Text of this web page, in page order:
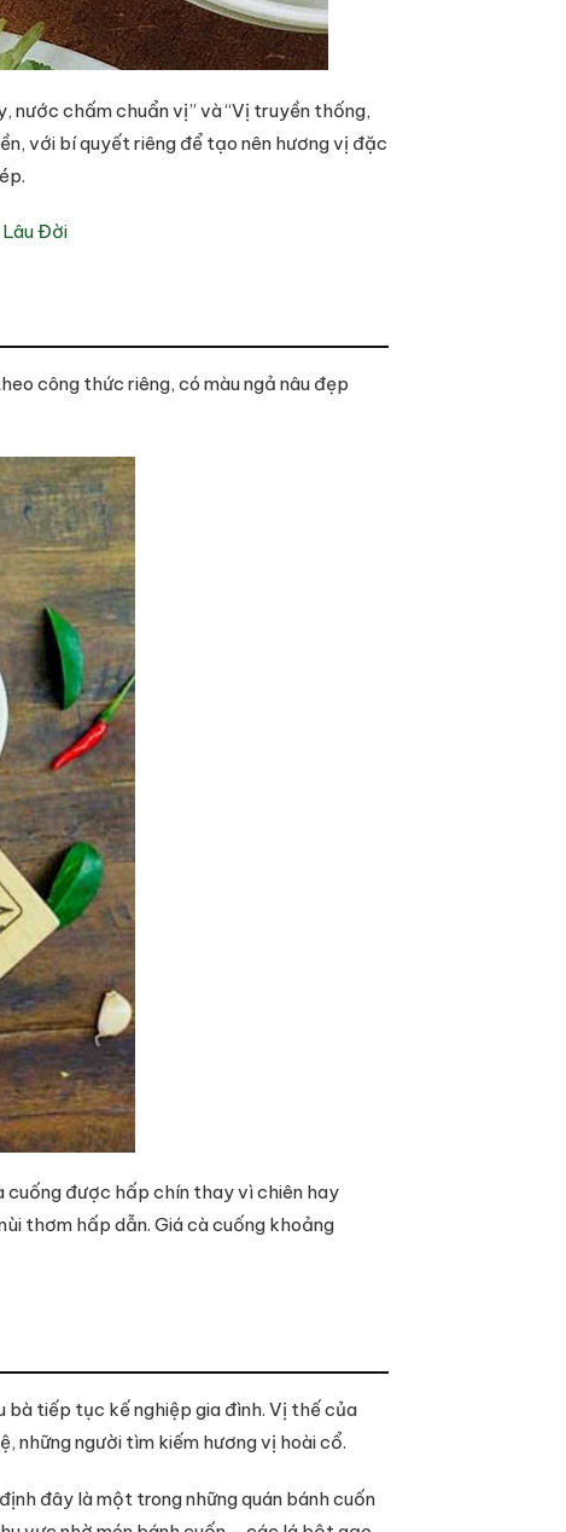
nước chấm chuẩn vị” và “Vị truyền thống,
với bí quyết riêng để tạo nên hương vị đặc
Lâu Đời
công thức riêng, có màu ngả nâu đẹp
cuống được hấp chín thay vì chiên hay
thơm hấp dẫn. Giá cà cuống khoảng
bà tiếp tục kế nghiệp gia đình. Vị thế của
người tìm kiếm hương vị hoài cổ.
đây là một trong những quán bánh cuốn